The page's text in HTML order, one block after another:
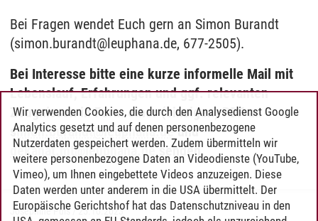
Bei Fragen wendet Euch gern an Simon Burandt
(simon.burandt@leuphana.de, 677-2505).
Bei Interesse bitte eine kurze informelle Mail mit
Lebenslauf, Erfahrungen und ggf. relevanten
Zeugnissen in Form einer (einzigen) PDF an
simon.burandt@leuphana.deund
dekanat.mt@leuphana.desenden.
Josephine Puls /25.10.2023
Wir verwenden Cookies, die durch den Analysedienst Google
Analytics gesetzt und auf denen personenbezogene
Nutzerdaten gespeichert werden. Zudem übermitteln wir
weitere personenbezogene Daten an Videodienste (YouTube,
Vimeo), um Ihnen eingebettete Videos anzuzeigen. Diese
Daten werden unter anderem in die USA übermittelt. Der
Europäische Gerichtshof hat das Datenschutzniveau in den